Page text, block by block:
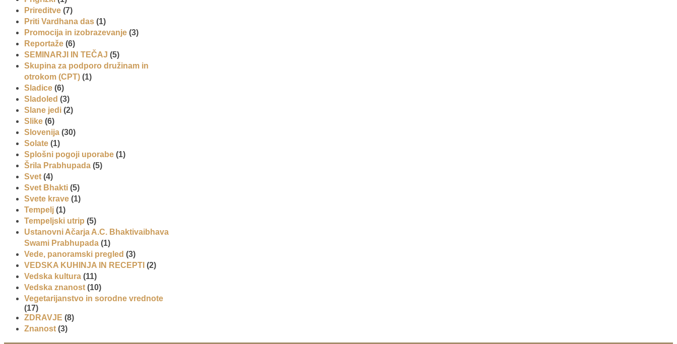
Prireditve (7)
Priti Vardhana das (1)
Promocija in izobrazevanje (3)
Reportaže (6)
SEMINARJI IN TEČAJ (5)
Skupina za podporo družinam in
otrokom (CPT) (1)
Sladice (6)
Sladoled (3)
Slane jedi (2)
Slike (6)
Slovenija (30)
Solate (1)
Splošni pogoji uporabe (1)
Šrila Prabhupada (5)
Svet (4)
Svet Bhakti (5)
Svete krave (1)
Tempelj (1)
Tempeljski utrip (5)
Ustanovni Ačarja A.C. Bhaktivaibhava
Swami Prabhupada (1)
Vede, panoramski pregled (3)
VEDSKA KUHINJA IN RECEPTI (2)
Vedska kultura (11)
Vedska znanost (10)
Vegetarijanstvo in sorodne vrednote
(17)
ZDRAVJE (8)
Znanost (3)